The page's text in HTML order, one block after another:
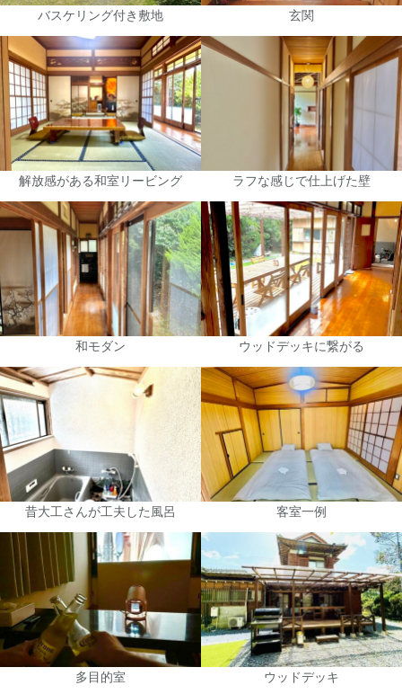
バスケリング付き敷地 玄関
解放感がある和室リービング ラフな感じで仕上げた壁
和モダン ウッドデッキに繋がる
昔大工さんが工夫した風呂 客室一例
多目的室 ウッドデッキ